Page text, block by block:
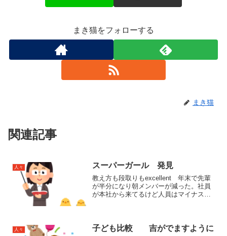
まき猫をフォローする
まき猫
関連記事
人々 スーパーガール 発見
教え方も段取りもexcellent 年末で先輩
が半分になり朝メンバーが減った。社員
が本社から来てるけど人員はマイナス
リーターで可愛...
人々 子ども比較 吉がでますように